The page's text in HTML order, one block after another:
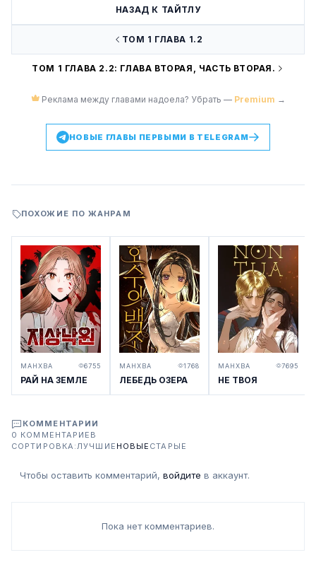
НАЗАД К ТАЙТЛУ
ТОМ 1 ГЛАВА 1.2
ТОМ 1 ГЛАВА 2.2: ГЛАВА ВТОРАЯ, ЧАСТЬ ВТОРАЯ.
Реклама между главами надоела? Убрать — Premium →
НОВЫЕ ГЛАВЫ ПЕРВЫМИ В TELEGRAM
ПОХОЖИЕ ПО ЖАНРАМ
МАНХВА 6755
РАЙ НА ЗЕМЛЕ
МАНХВА 1768
ЛЕБЕДЬ ОЗЕРА
МАНХВА 7695
НЕ ТВОЯ
КОММЕНТАРИИ
0 КОММЕНТАРИЕВ
СОРТИРОВКА:ЛУЧШИЕ НОВЫЕ СТАРЫЕ
Чтобы оставить комментарий, войдите в аккаунт.
Пока нет комментариев.